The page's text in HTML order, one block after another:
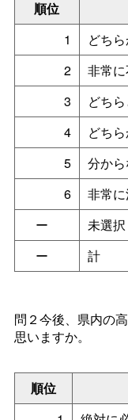
順位
1
どち
2
非常
3
どち
4
どち
5
分か
6
非常
ー
未選択
ー
計
問２今後、県内の
思いますか。
順位